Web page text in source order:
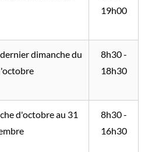
19h00
dimanche du
8h30 -
18h30
d'octobre au 31
8h30 -
16h30